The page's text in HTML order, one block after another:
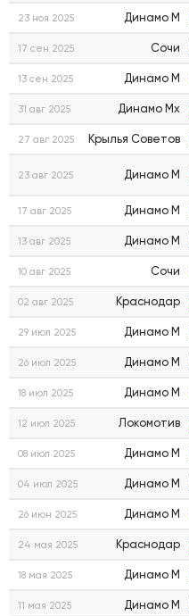
23 ноя 2025 Динамо М
17 сен 2025 Сочи
13 сен 2025 Динамо М
31 авг 2025 Динамо Мх
27 авг 2025 Крылья Советов
23 авг 2025 Динамо М
17 авг 2025 Динамо М
13 авг 2025 Динамо М
10 авг 2025 Сочи
02 авг 2025 Краснодар
29 июл 2025 Динамо М
26 июл 2025 Динамо М
18 июл 2025 Динамо М
12 июл 2025 Локомотив
08 июл 2025 Динамо М
04 июл 2025 Динамо М
26 июн 2025 Динамо М
24 мая 2025 Краснодар
18 мая 2025 Динамо М
11 мая 2025 Динамо М